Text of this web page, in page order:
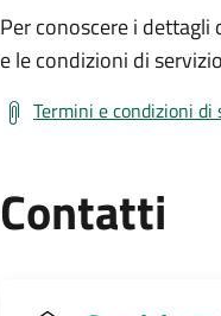
Per conoscere i
e le condizioni di
Termini e condizioni di
Contatti